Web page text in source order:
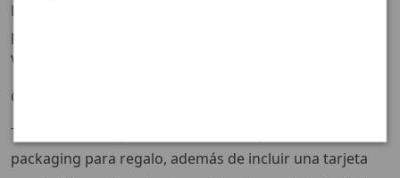
los dioses Isis y Osiris, quienes eran representados
portando este símbolo conocido como la Llave de la
Vida.
Cadena incluida.
Todos nuestros productos llevan un perfecto
packaging para regalo, además de incluir una tarjeta